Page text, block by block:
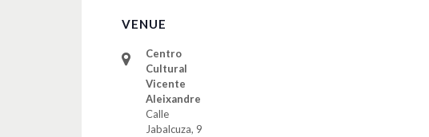
VENUE
Centro
Cultural
Vicente
Aleixandre
Calle
Jabalcuza, 9